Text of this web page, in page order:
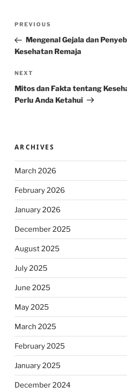
Previous
Post
PREVIOUS
Mengenal Gejala dan
Kesehatan Remaja
Next
Post
NEXT
Mitos dan Fakta tentang
Perlu Anda Ketahui
ARCHIVES
March 2026
February 2026
January 2026
December 2025
August 2025
July 2025
June 2025
May 2025
March 2025
February 2025
January 2025
December 2024